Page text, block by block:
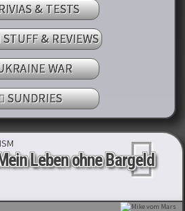
& TESTS
& REVIEWS
WAR
SUNDRIES
Leben ohne Bargeld